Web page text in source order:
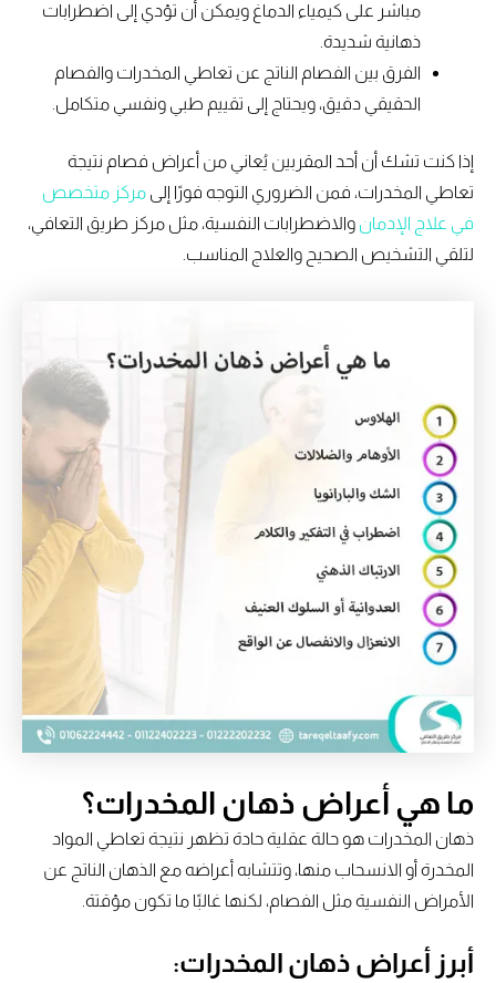
مباشر على كيمياء الدماغ ويمكن أن تؤدي إلى اضطرابات
ذهانية شديدة.
الفرق بين الفصام الناتج عن تعاطي المخدرات والفصام
الحقيقي دقيق، ويحتاج إلى تقييم طبي ونفسي متكامل.
إذا كنت تشك أن أحد المقربين يُعاني من أعراض فصام نتيجة
تعاطي المخدرات، فمن الضروري التوجه فورًا إلى
مركز متخصص
في علاج الإدمانوالاضطرابات النفسية، مثل مركز طريق التعافي،
لتلقي التشخيص الصحيح والعلاج المناسب.
ما هي أعراض ذهان المخدرات؟
ذهان المخدرات هو حالة عقلية حادة تظهر نتيجة تعاطي المواد
المخدرة أو الانسحاب منها، وتتشابه أعراضه مع الذهان الناتج عن
الأمراض النفسية مثل الفصام، لكنها غالبًا ما تكون مؤقتة.
أبرز أعراض ذهان المخدرات: